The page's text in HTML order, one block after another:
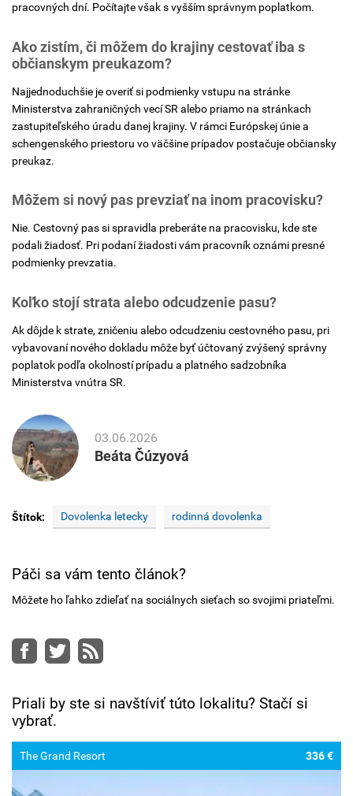
pracovných dní. Počítajte však s vyšším správnym poplatkom.
Ako zistím, či môžem do krajiny cestovať iba s
občianskym preukazom?
Najjednoduchšie je overiť si podmienky vstupu na stránke
Ministerstva zahraničných vecí SR alebo priamo na stránkach
zastupiteľského úradu danej krajiny. V rámci Európskej únie a
schengenského priestoru vo väčšine prípadov postačuje občiansky
preukaz.
Môžem si nový pas prevziať na inom pracovisku?
Nie. Cestovný pas si spravidla preberáte na pracovisku, kde ste
podali žiadosť. Pri podaní žiadosti vám pracovník oznámi presné
podmienky prevzatia.
Koľko stojí strata alebo odcudzenie pasu?
Ak dôjde k strate, zničeniu alebo odcudzeniu cestovného pasu, pri
vybavovaní nového dokladu môže byť účtovaný zvýšený správny
poplatok podľa okolností prípadu a platného sadzobníka
Ministerstva vnútra SR.
03.06.2026
Beáta Čúzyová
Štítok: Dovolenka letecky rodinná dovolenka
Páči sa vám tento článok?
Môžete ho ľahko zdieľať na sociálnych sieťach so svojimi priateľmi.
Facebook
Twitter
RSS
Priali by ste si navštíviť túto lokalitu? Stačí si
vybrať.
The Grand Resort 336 €